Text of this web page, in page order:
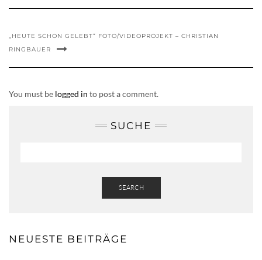
„HEUTE SCHON GELEBT“ FOTO/VIDEOPROJEKT – CHRISTIAN
RINGBAUER
You must be logged in to post a comment.
SUCHE
SEARCH
NEUESTE BEITRÄGE